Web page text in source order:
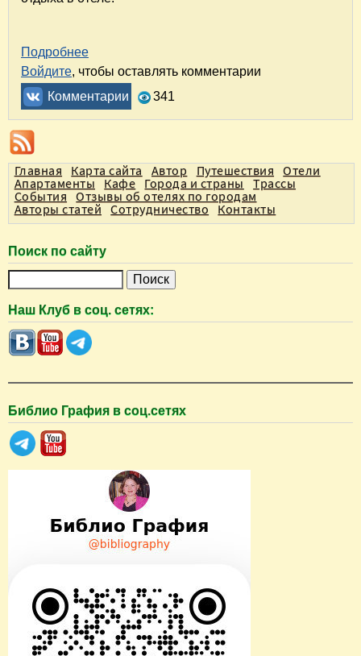
Подробнее
Войдите, чтобы оставлять комментарии
Комментарии
341
Главная Карта сайта Автор Путешествия
Отели
Апартаменты
Кафе Города и страны
Трассы
События
Отзывы об отелях по городам
Авторы статей
Сотрудничество Контакты
Поиск по сайту
и
с
к
Наш Клуб в соц. сетях:
Библио Графия в соц.сетях